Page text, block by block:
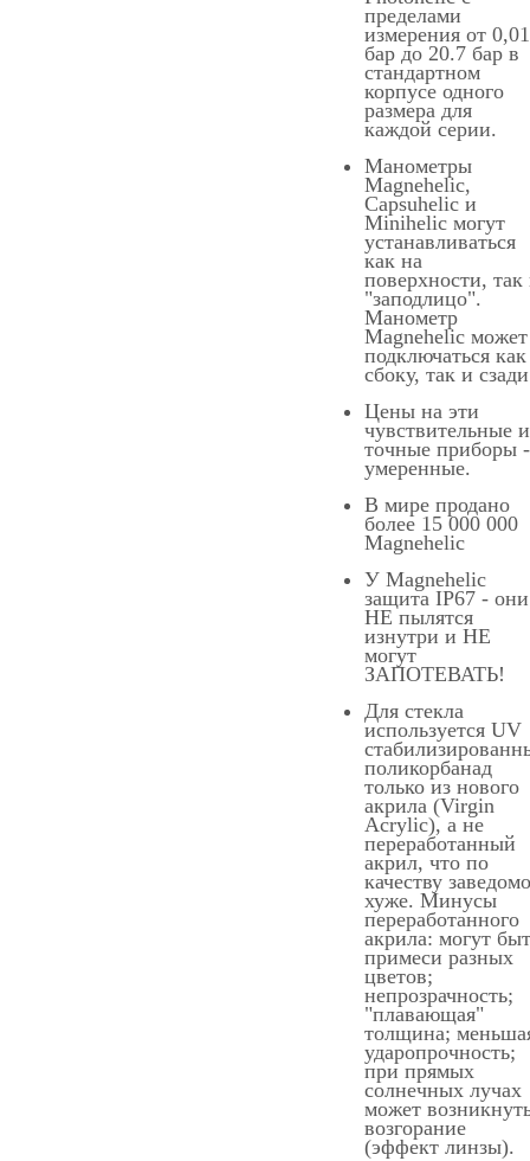
пределами
измерения от
бар до 20.7 бар в
стандартном
корпусе одного
размера для
каждой серии.
Манометры
Magnehelic,
Capsuhelic и
Minihelic могут
устанавливаться
как на
поверхности, так
"заподлицо".
Манометр
Magnehelic может
подключаться как
сбоку, так и
Цены на эти
чувствительные и
точные приборы -
умеренные.
В мире продано
более 15 000 000
Magnehelic
У Magnehelic
защита IP67 - они
НЕ пылятся
изнутри и НЕ
могут
ЗАПОТЕВАТЬ!
Для стекла
используется UV
поликорбанад
только из нового
акрила (Virgin
Aсrylic), а не
переработанный
акрил, что по
качеству заведомо
хуже. Минусы
переработанного
акрила: могут
примеси разных
цветов;
непрозрачность;
"плавающая"
толщина;
ударопрочность;
при прямых
солнечных лучах
может
возгорание
(эффект линзы).